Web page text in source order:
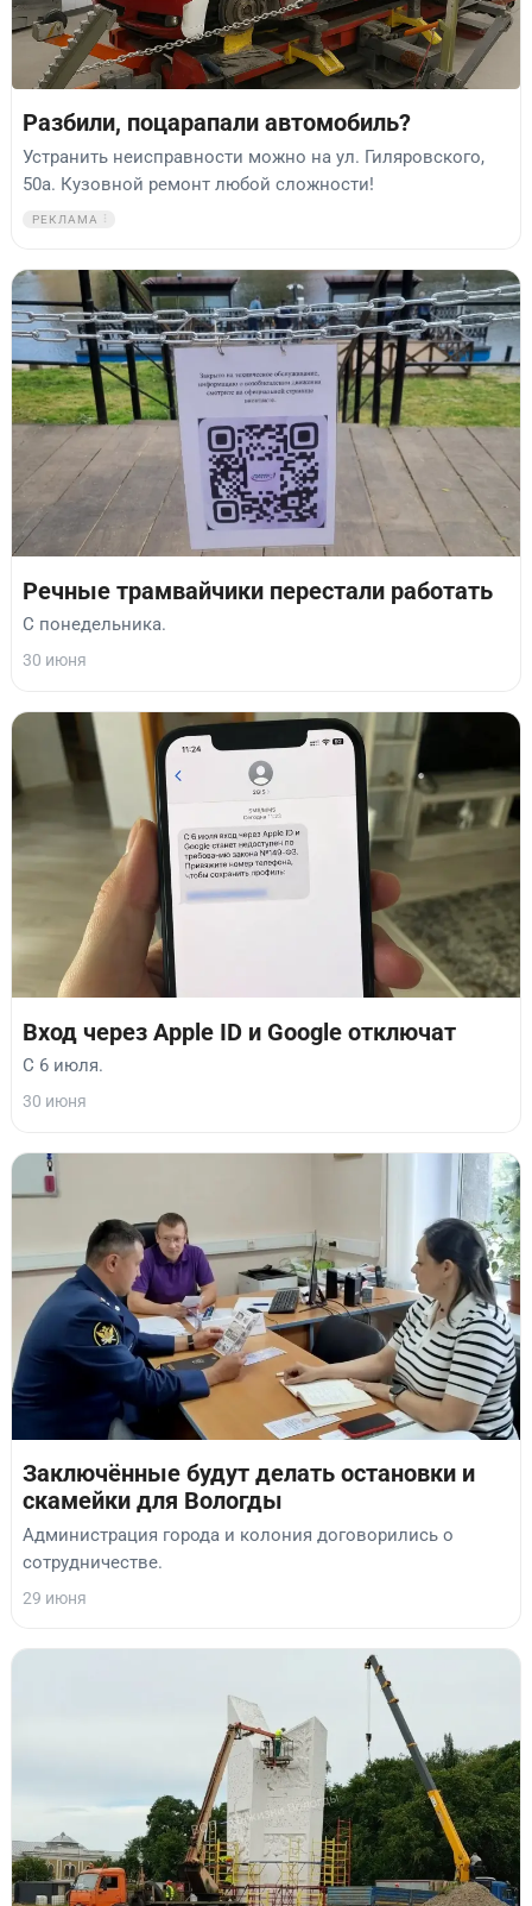
Разбили, поцарапали автомобиль?
Устранить неисправности можно на ул. Гиляровского,
50а. Кузовной ремонт любой сложности!
РЕКЛАМА
Речные трамвайчики перестали работать
С понедельника.
30 июня
Вход через Apple ID и Google отключат
С 6 июля.
30 июня
Заключённые будут делать остановки и
скамейки для Вологды
Администрация города и колония договорились о
сотрудничестве.
29 июня